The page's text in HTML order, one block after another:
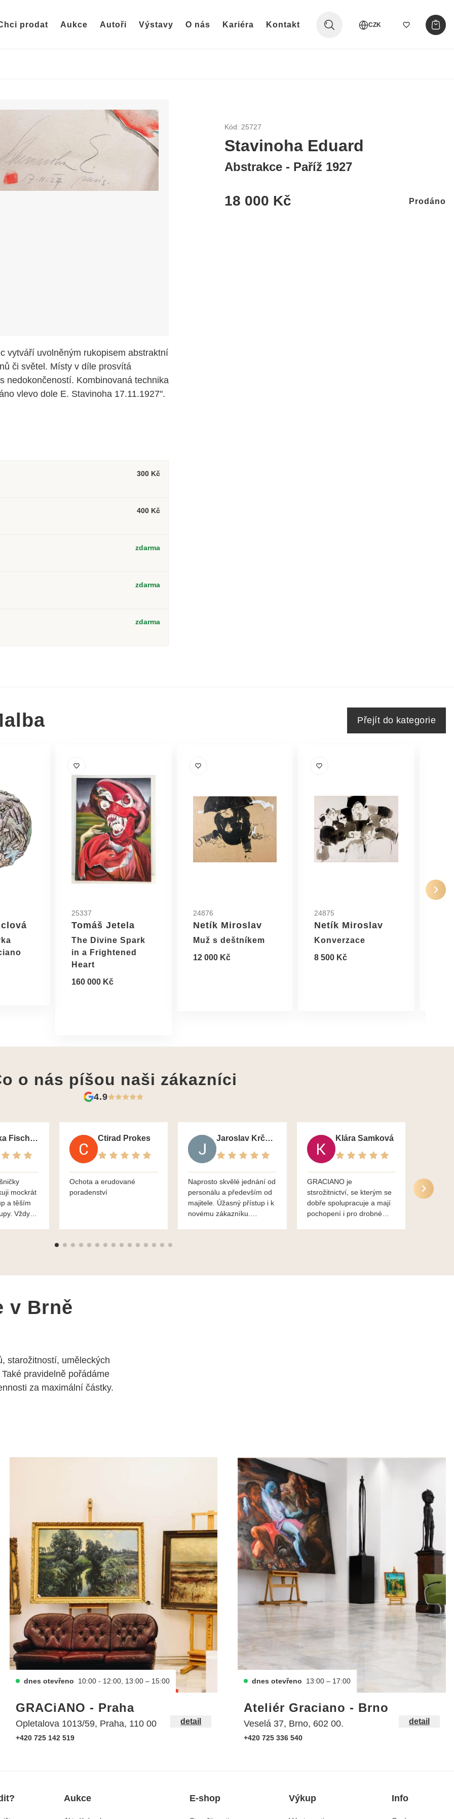
prodat Aukce Autoři Výstavy O nás Kariéra Kontakt CZK
Kód: 25727
Stavinoha Eduard
Abstrakce - Paříž 1927
18 000 Kč Prodáno
vytváří uvolněným rukopisem abstraktní
či světel. Místy v díle prosvítá
nedokončeností. Kombinovaná technika
vlevo dole E. Stavinoha 17.11.1927".
300 Kč
400 Kč
zdarma
zdarma
zdarma
Přejít do kategorie
25337
Tomáš Jetela
The Divine Spark
in a Frightened
Heart
160 000 Kč
24876
Netík Miroslav
Muž s deštníkem
12 000 Kč
24875
Netík Miroslav
Konverzace
8 500 Kč
o nás píšou naši zákazníci
4.9
Monika Fischerova
mockrát
a těším
Vždy
Ctirad Prokes
Ochota a erudované
poradenství
Jaroslav Krčma
Naprosto skvělé jednání od
personálu a především od
majitele. Úžasný přístup i k
novému zákazníku.
Klára Samková
GRACIANO je
stsrožitnictví, se kterým se
dobře spolupracuje a mají
pochopení i pro drobné
Služby
jsou po
v Brně
starožitností, uměleckých
pravidelně pořádáme
za maximální částky.
dnes otevřeno 10:00 - 12:00, 13:00 – 15:00
GRACiANO - Praha
Opletalova 1013/59, Praha, 110 00
+420 725 142 519
detail
dnes otevřeno 13:00 – 17:00
Ateliér Graciano - Brno
Veselá 37, Brno, 602 00.
+420 725 336 540
detail
Aukce E-shop Výkup Info